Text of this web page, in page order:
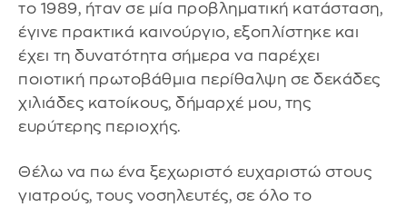
το 1989, ήταν σε μία προβληματική κατάσταση,
έγινε πρακτικά καινούργιο, εξοπλίστηκε και
έχει τη δυνατότητα σήμερα να παρέχει
ποιοτική πρωτοβάθμια περίθαλψη σε δεκάδες
χιλιάδες κατοίκους, δήμαρχέ μου, της
ευρύτερης περιοχής.
Θέλω να πω ένα ξεχωριστό ευχαριστώ στους
γιατρούς, τους νοσηλευτές, σε όλο το